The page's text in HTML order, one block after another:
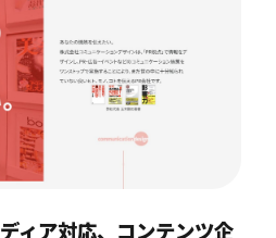
ィア対応、コンテンツ企